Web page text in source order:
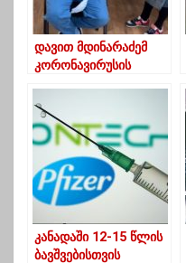
დავით მდინარაძემ
კორონავირუსის
ვაქცინა გაიკეთა
კანადაში 12-15 წლის
ბავშვებისთვის